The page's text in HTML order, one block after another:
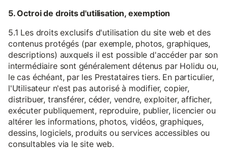
5. Octroi de droits d'utilisation, exemption
5.1 Les droits exclusifs d'utilisation du site web et des
contenus protégés (par exemple, photos, graphiques,
descriptions) auxquels il est possible d'accéder par son
intermédiaire sont généralement détenus par Holidu ou,
le cas échéant, par les Prestataires tiers. En particulier,
l'Utilisateur n'est pas autorisé à modifier, copier,
distribuer, transférer, céder, vendre, exploiter, afficher,
exécuter publiquement, reproduire, publier, licencier ou
altérer les informations, photos, vidéos, graphiques,
dessins, logiciels, produits ou services accessibles ou
consultables via le site web.